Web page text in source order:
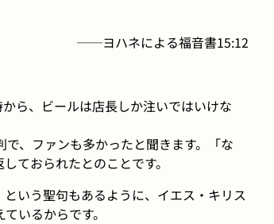
──ヨハネによる福音書15:12
ら、ビールは店長しか注いではいけな
、ファンも多かったと聞きます。「な
ておられたとのことです。
いう聖句もあるように、イエス・キリス
いるからです。